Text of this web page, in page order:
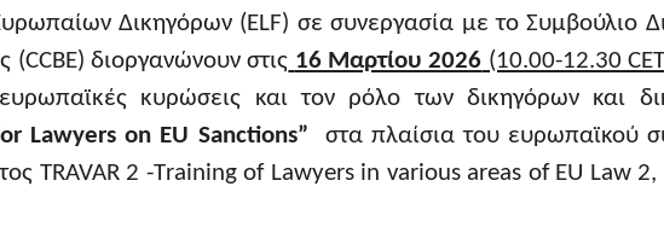
Δικηγόρων (ELF) σε συνεργασία με το Συμβούλιο
(CCBE) διοργανώνουν στις 16 Μαρτίου 2026 (10.00-12.30
κυρώσεις και τον ρόλο των δικηγόρων και
Lawyers on EU Sanctions” στα πλαίσια του ευρωπαϊκού
TRAVAR2 -Τraining of Lawyers in various areas of EU Law2,